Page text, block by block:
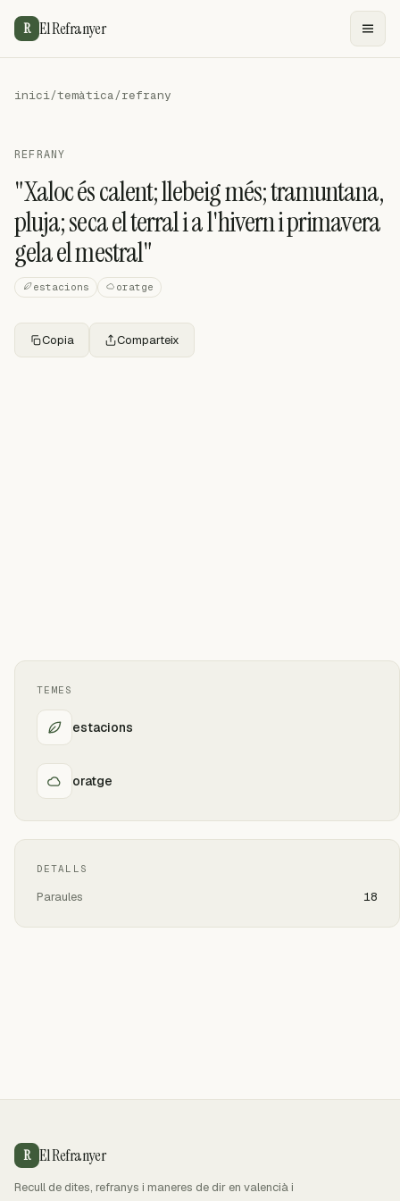
R El Refranyer
inici/temàtica/refrany
REFRANY
"Xaloc és calent; llebeig més; tramuntana,
pluja; seca el terral i a l'hivern i primavera
gela el mestral"
estacions oratge
Copia Comparteix
TEMES
estacions
oratge
DETALLS
Paraules 18
R El Refranyer
Recull de dites, refranys i maneres de dir en valencià i